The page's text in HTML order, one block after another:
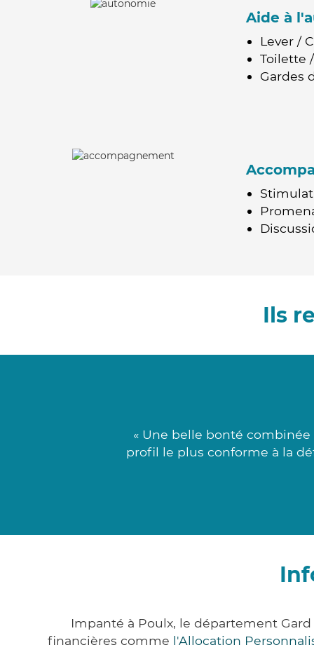
Aide à
Lever /
Toilette
Gardes
Ils
« Une belle bonté
profil le plus conforme à la
Impanté à Poulx, le département
financières comme l'Allocation